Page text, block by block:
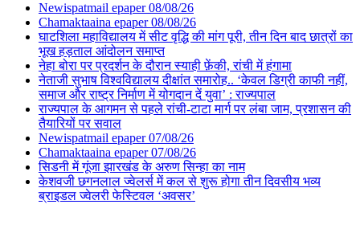
Newispatmail epaper 08/08/26
Chamaktaaina epaper 08/08/26
घाटशिला महाविद्यालय में सीट वृद्धि की मांग पूरी, तीन दिन बाद छात्रों का
भूख हड़ताल आंदोलन समाप्त
नेहा बोरा पर प्रदर्शन के दौरान स्याही फ़ेंकी, रांची में हंगामा
नेताजी सुभाष विश्वविद्यालय दीक्षांत समारोह.. ‘केवल डिग्री काफी नहीं,
समाज और राष्ट्र निर्माण में योगदान दें युवा’ : राज्यपाल
राज्यपाल के आगमन से पहले रांची-टाटा मार्ग पर लंबा जाम, प्रशासन की
तैयारियों पर सवाल
Newispatmail epaper 07/08/26
Chamaktaaina epaper 07/08/26
सिडनी में गूंजा झारखंड के अरुण सिन्हा का नाम
केशवजी छगनलाल ज्वेलर्स में कल से शुरू होगा तीन दिवसीय भव्य
ब्राइडल ज्वेलरी फेस्टिवल ‘अवसर’